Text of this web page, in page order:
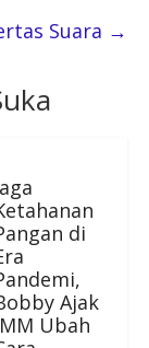
Suara →
di
Ajak
Ubah